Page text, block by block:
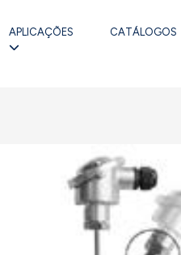
APLICAÇÕES CATÁLOGOS